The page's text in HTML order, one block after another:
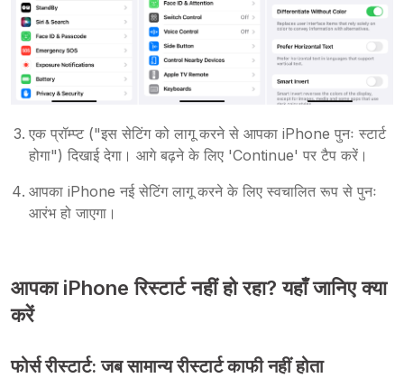
एक प्रॉम्प्ट ("इस सेटिंग को लागू करने से आपका iPhone पुनः स्टार्ट
होगा") दिखाई देगा। आगे बढ़ने के लिए 'Continue' पर टैप करें।
आपका iPhone नई सेटिंग लागू करने के लिए स्वचालित रूप से पुनः
आरंभ हो जाएगा।
आपका iPhone रिस्टार्ट नहीं हो रहा? यहाँ जानिए क्या
करें
फोर्स रीस्टार्ट: जब सामान्य रीस्टार्ट काफी नहीं होता